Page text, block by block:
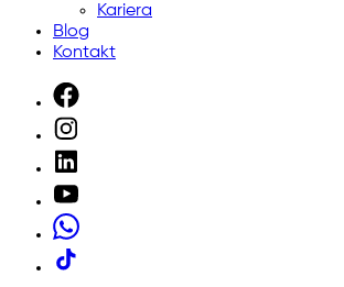
Kariera
Blog
Kontakt